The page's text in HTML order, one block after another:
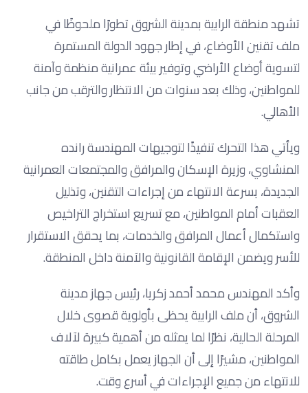
تشهد منطقة الرابية بمدينة الشروق تطورًا ملحوظًا في
ملف تقنين الأوضاع، في إطار جهود الدولة المستمرة
لتسوية أوضاع الأراضي وتوفير بيئة عمرانية منظمة وآمنة
للمواطنين، وذلك بعد سنوات من الانتظار والترقب من جانب
الأهالي.
ويأتي هذا التحرك تنفيذًا لتوجيهات المهندسة رانده
المنشاوي، وزيرة الإسكان والمرافق والمجتمعات العمرانية
الجديدة، بسرعة الانتهاء من إجراءات التقنين، وتذليل
العقبات أمام المواطنين، مع تسريع استخراج التراخيص
واستكمال أعمال المرافق والخدمات، بما يحقق الاستقرار
للأسر ويضمن الإقامة القانونية والآمنة داخل المنطقة.
وأكد المهندس محمد أحمد زكريا، رئيس جهاز مدينة
الشروق، أن ملف الرابية يحظى بأولوية قصوى خلال
المرحلة الحالية، نظرًا لما يمثله من أهمية كبيرة لآلاف
المواطنين، مشيرًا إلى أن الجهاز يعمل بكامل طاقته
للانتهاء من جميع الإجراءات في أسرع وقت.